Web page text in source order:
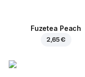
Fuzetea Peach
2,65 €